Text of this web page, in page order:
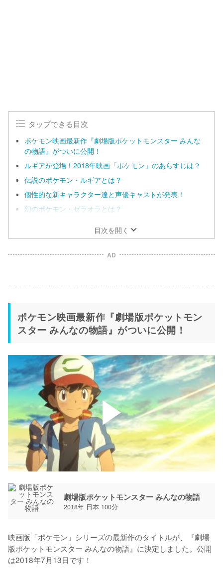
タップできる目次
ポケモン映画最新作『劇場版ポケットモンスター みんな
の物語』がついに公開！
ルギアが登場！2018年映画「ポケモン」のあらすじは？
伝説のポケモン・ルギアとは？
個性的な新キャラクター達と声優キャストが発表！
幻のポケモン・ゼラオラとは？
目次を開く
AD
ポケモン映画最新作『劇場版ポケットモン
スター みんなの物語』がついに公開！
劇場版ポケットモンスター みんなの物語
2018年 日本 100分
映画版「ポケモン」シリーズの最新作のタイトルが、『劇場
版ポケットモンスター みんなの物語』に決定しました。公開
は2018年7月13日です！